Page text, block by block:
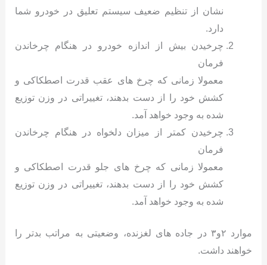
نشان از تنظیم ضعیف سیستم تعلیق در خودرو شما
دارد.
چرخیدن بیش از اندازه خودرو در هنگام چرخاندن
فرمان
معمولا زمانی که چرخ های عقب قدرت اصطکاکی و
کشش خود را از دست بدهند، تغییراتی در وزن توزیع
شده به وجود خواهد آمد.
چرخیدن کمتر از میزان دلخواه در هنگام چرخاندن
فرمان
معمولا زمانی که چرخ های جلو قدرت اصطکاکی و
کشش خود را از دست بدهند، تغییراتی در وزن توزیع
شده به وجود خواهد آمد.
موارد ۲و۳ در جاده های لغزنده، وضعیتی به مراتب بدتر را
خواهند داشت.